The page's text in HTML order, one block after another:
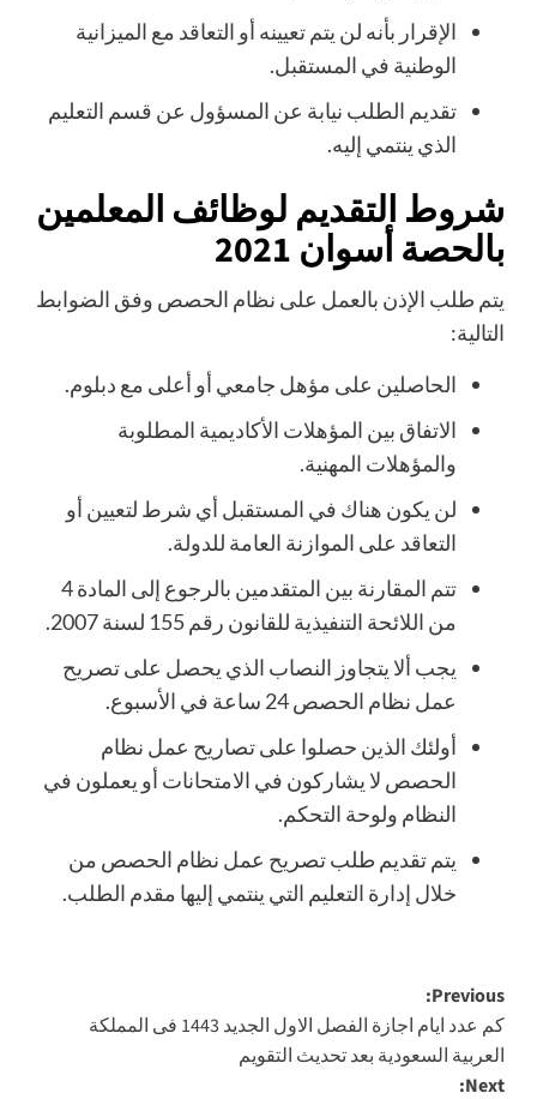
الإقرار بأنه لن يتم تعيينه أو التعاقد مع الميزانية
الوطنية في المستقبل.
تقديم الطلب نيابة عن المسؤول عن قسم التعليم
الذي ينتمي إليه.
شروط التقديم لوظائف المعلمين
بالحصة أسوان 2021
يتم طلب الإذن بالعمل على نظام الحصص وفق الضوابط
التالية:
الحاصلين على مؤهل جامعي أو أعلى مع دبلوم.
الاتفاق بين المؤهلات الأكاديمية المطلوبة
والمؤهلات المهنية.
لن يكون هناك في المستقبل أي شرط لتعيين أو
التعاقد على الموازنة العامة للدولة.
تتم المقارنة بين المتقدمين بالرجوع إلى المادة 4
من اللائحة التنفيذية للقانون رقم 155 لسنة 2007.
يجب ألا يتجاوز النصاب الذي يحصل على تصريح
عمل نظام الحصص 24 ساعة في الأسبوع.
أولئك الذين حصلوا على تصاريح عمل نظام
الحصص لا يشاركون في الامتحانات أو يعملون في
النظام ولوحة التحكم.
يتم تقديم طلب تصريح عمل نظام الحصص من
خلال إدارة التعليم التي ينتمي إليها مقدم الطلب.
Post
navigation
Previous:
كم عدد ايام اجازة الفصل الاول الجديد 1443 فى المملكة
العربية السعودية بعد تحديث التقويم
Next: